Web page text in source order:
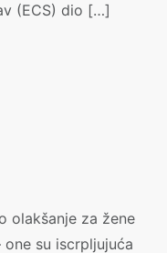
(ECS) dio […]
olakšanje za žene
one su iscrpljujuća